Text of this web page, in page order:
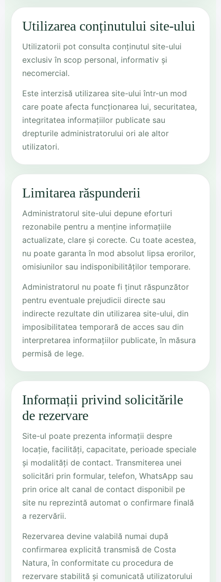
Utilizarea conținutului site-ului
Utilizatorii pot consulta conținutul site-ului
exclusiv în scop personal, informativ și
necomercial.
Este interzisă utilizarea site-ului într-un mod
care poate afecta funcționarea lui, securitatea,
integritatea informațiilor publicate sau
drepturile administratorului ori ale altor
utilizatori.
Limitarea răspunderii
Administratorul site-ului depune eforturi
rezonabile pentru a menține informațiile
actualizate, clare și corecte. Cu toate acestea,
nu poate garanta în mod absolut lipsa erorilor,
omisiunilor sau indisponibilităților temporare.
Administratorul nu poate fi ținut răspunzător
pentru eventuale prejudicii directe sau
indirecte rezultate din utilizarea site-ului, din
imposibilitatea temporară de acces sau din
interpretarea informațiilor publicate, în măsura
permisă de lege.
Informații privind solicitările
de rezervare
Site-ul poate prezenta informații despre
locație, facilități, capacitate, perioade speciale
și modalități de contact. Transmiterea unei
solicitări prin formular, telefon, WhatsApp sau
prin orice alt canal de contact disponibil pe
site nu reprezintă automat o confirmare finală
a rezervării.
Rezervarea devine valabilă numai după
confirmarea explicită transmisă de Costa
Natura, în conformitate cu procedura de
rezervare stabilită și comunicată utilizatorului